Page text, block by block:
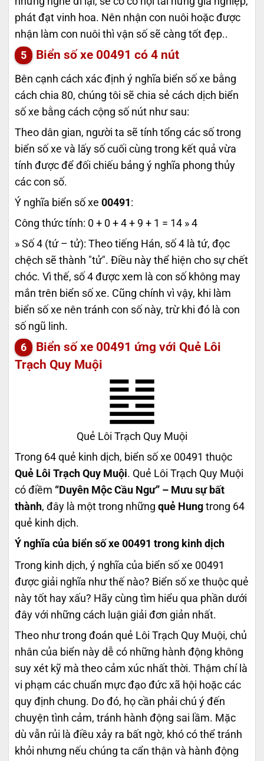
phát đạt vinh hoa. Nên nhận con nuôi hoặc được
nhận làm con nuôi thì vận số sẽ càng tốt đẹp..
Biển số xe 00491 có 4 nút
Bên cạnh cách xác định ý nghĩa biển số xe bằng
cách chia 80, chúng tôi sẽ chia sẻ cách dịch biển
số xe bằng cách cộng số nút như sau:
Theo dân gian, người ta sẽ tính tổng các số trong
biển số xe và lấy số cuối cùng trong kết quả vừa
tính được để đối chiếu bảng ý nghĩa phong thủy
các con số.
Ý nghĩa biển số xe 00491 :
Công thức tính: 0 + 0 + 4 + 9 + 1 = 14 » 4
» Số 4 (tứ – tử): Theo tiếng Hán, số 4 là tứ, đọc
chệch sẽ thành "tử". Điều này thể hiện cho sự chết
chóc. Vì thế, số 4 được xem là con số không may
mắn trên biển số xe. Cũng chính vì vậy, khi làm
biển số xe nên tránh con số này, trừ khi đó là con
số ngũ linh.
Biển số xe 00491 ứng với Quẻ Lôi
Trạch Quy Muội
Quẻ Lôi Trạch Quy Muội
Trong 64 quẻ kinh dịch, biển số xe 00491 thuộc
Quẻ Lôi Trạch Quy Muội. Quẻ Lôi Trạch Quy Muội
có điềm “Duyên Mộc Cầu Ngư” – Mưu sự bất
thành, đây là một trong những quẻ Hung trong 64
quẻ kinh dịch.
Ý nghĩa của biển số xe 00491 trong kinh dịch
Trong kinh dịch, ý nghĩa của biển số xe 00491
được giải nghĩa như thế nào? Biển số xe thuộc quẻ
này tốt hay xấu? Hãy cùng tìm hiểu qua phần dưới
đây với những cách luận giải đơn giản nhất.
Theo như trong đoán quẻ Lôi Trạch Quy Muội, chủ
nhân của biển này dễ có những hành động không
suy xét kỹ mà theo cảm xúc nhất thời. Thậm chí là
vi phạm các chuẩn mực đạo đức xã hội hoặc các
quy định chung. Do đó, họ cần phải chú ý đến
chuyện tình cảm, tránh hành động sai lầm. Mặc
dù vẫn rủi là điều xảy ra bất ngờ, khó có thể tránh
khỏi nhưng nếu chúng ta cẩn thận và hành động